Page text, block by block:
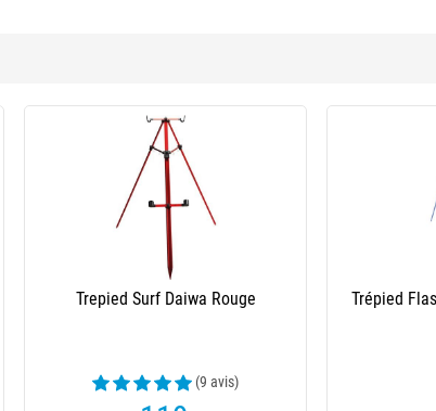
Vadese Surfcasing Plateau Porte Appats Stonfo